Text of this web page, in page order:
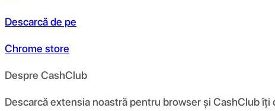
Descarcă de pe
Chrome store
Despre CashClub
Descarcă extensia noastră pentru browser și CashClub